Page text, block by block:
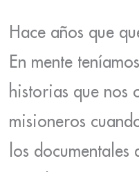
Hace años que
En mente
historias que nos
misioneros
los